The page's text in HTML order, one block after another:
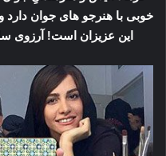
خوبی با هنرجو های جوان
این عزیزان است! آرزوی